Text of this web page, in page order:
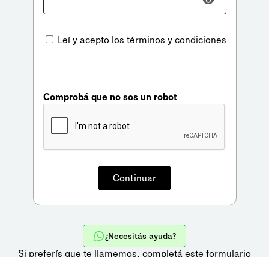
Leí y acepto los términos y condiciones
Comprobá que no sos un robot
¿Necesitás ayuda?
Si preferís que te llamemos, completá este formulario